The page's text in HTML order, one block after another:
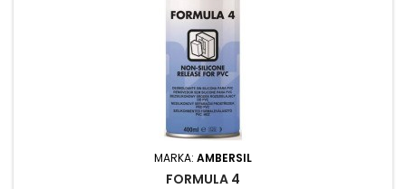
MARKA: AMBERSIL
FORMULA 4